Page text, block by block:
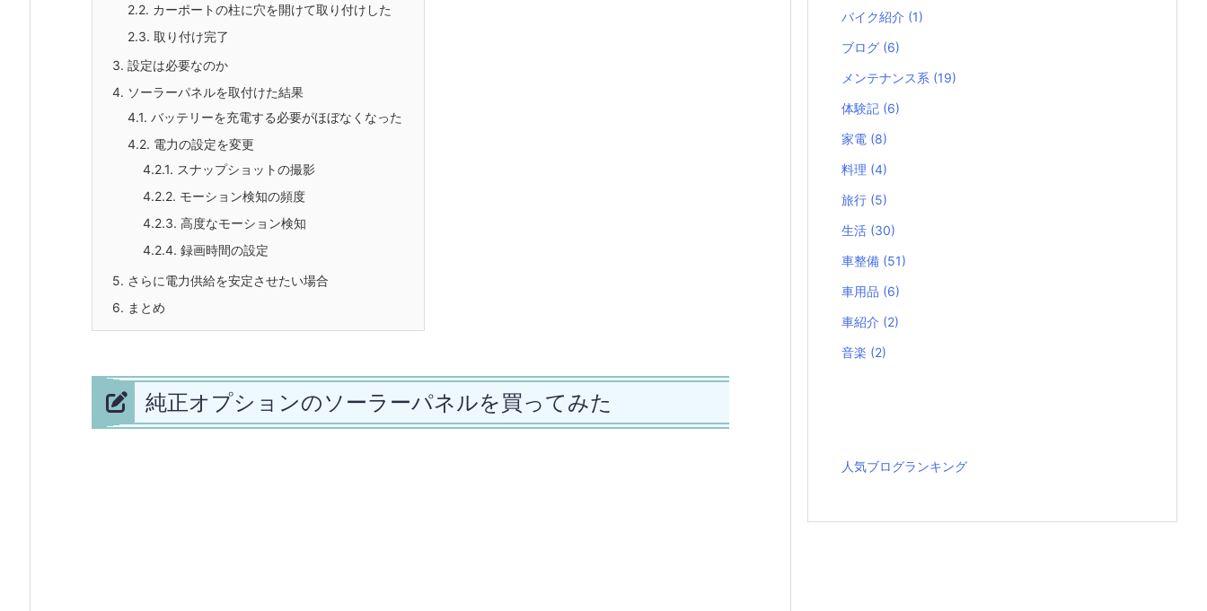
2.2. カーポートの柱に穴を開けて取り付けした
2.3. 取り付け完了
3. 設定は必要なのか
4. ソーラーパネルを取付けた結果
4.1. バッテリーを充電する必要がほぼなくなった
4.2. 電力の設定を変更
4.2.1. スナップショットの撮影
4.2.2. モーション検知の頻度
4.2.3. 高度なモーション検知
4.2.4. 録画時間の設定
5. さらに電力供給を安定させたい場合
6. まとめ
純正オプションのソーラーパネルを買ってみた
バイク紹介 (1)
ブログ (6)
メンテナンス系 (19)
体験記 (6)
家電 (8)
料理 (4)
旅行 (5)
生活 (30)
車整備 (51)
車用品 (6)
車紹介 (2)
音楽 (2)
人気ブログランキング